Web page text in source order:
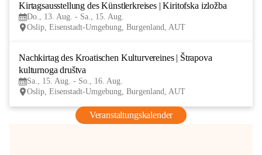
Kirtagsausstellung des Künstlerkreises | Kiritofska izložba
Do., 13. Aug. - Sa., 15. Aug.
Oslip, Eisenstadt-Umgebung, Burgenland, AUT
Nachkirtag des Kroatischen Kulturvereines | Štrapova
kulturnoga društva
Sa., 15. Aug. - So., 16. Aug.
Oslip, Eisenstadt-Umgebung, Burgenland, AUT
Veranstaltungskalender